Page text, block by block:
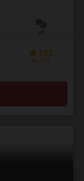
181
持ってる